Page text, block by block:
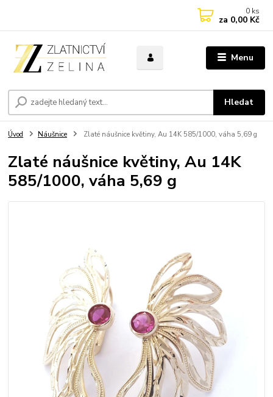
Menu
Hledat
0 ks
za 0,00 Kč
Úvod Náušnice Zlaté náušnice květiny, Au 14K 585/1000, váha 5,69 g
Zlaté náušnice květiny, Au 14K
585/1000, váha 5,69 g